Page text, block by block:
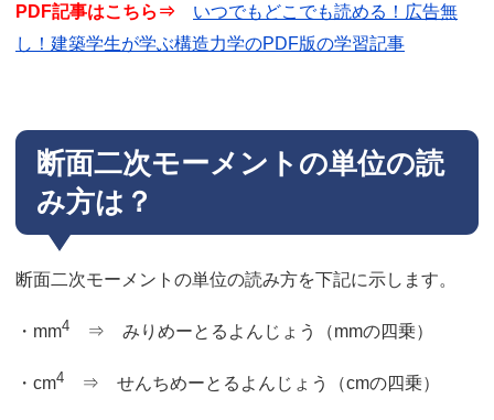
PDF記事はこちら⇒ いつでもどこでも読める！広告無
し！建築学生が学ぶ構造力学のPDF版の学習記事
断面二次モーメントの単位の読
み方は？
断面二次モーメントの単位の読み方を下記に示します。
・mm4 ⇒ みりめーとるよんじょう（mmの四乗）
・cm4 ⇒ せんちめーとるよんじょう（cmの四乗）